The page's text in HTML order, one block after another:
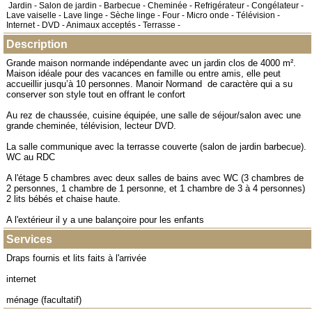
Jardin - Salon de jardin - Barbecue - Cheminée - Refrigérateur - Congélateur -
Lave vaiselle - Lave linge - Sèche linge - Four - Micro onde - Télévision -
Internet - DVD - Animaux acceptés - Terrasse -
Description
Grande maison normande indépendante avec un jardin clos de 4000 m².
Maison idéale pour des vacances en famille ou entre amis, elle peut
accueillir jusqu’à 10 personnes. Manoir Normand de caractère qui a su
conserver son style tout en offrant le confort
Au rez de chaussée, cuisine équipée, une salle de séjour/salon avec une
grande cheminée, télévision, lecteur DVD.
La salle communique avec la terrasse couverte (salon de jardin barbecue).
WC au RDC
A l'étage 5 chambres avec deux salles de bains avec WC (3 chambres de
2 personnes, 1 chambre de 1 personne, et 1 chambre de 3 à 4 personnes)
2 lits bébés et chaise haute.
A l'extérieur il y a une balançoire pour les enfants
Services
Draps fournis et lits faits à l'arrivée
internet
ménage (facultatif)